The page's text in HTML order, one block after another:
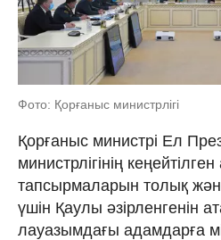
Фото: Қорғаныс министрлігі
Қорғаныс министрі Ел
министрлігінің
тапсырмаларын толық
үшін Қаулы әзірленгенін
лауазымдағы адамдарға